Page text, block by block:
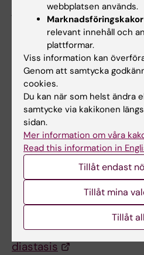
jag idag arbetar till
bröstcancer och jag
förhållningssätt jag lärt
doktorandtiden kan
intressanta projekt,
aktiva arbete.
Disputation
Torsagen den 3 oktober
Hörsalen, Sankt Görans
Observations on
surgical treatment in
diastasis
webbplatsen används.
Marknadsföringskakor
relevant innehåll och
plattformar.
Viss information kan
Genom att samtycka
cookies.
Du kan när som helst ändra
samtycke via kakikonen
sidan.
Mer information om våra
Read this information in
Tillåt endast
Tillåt mina
Tillåt